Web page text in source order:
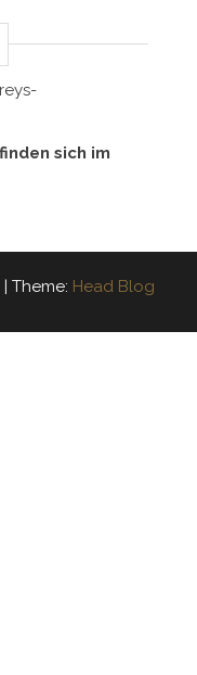
sich im
| Theme: Head Blog